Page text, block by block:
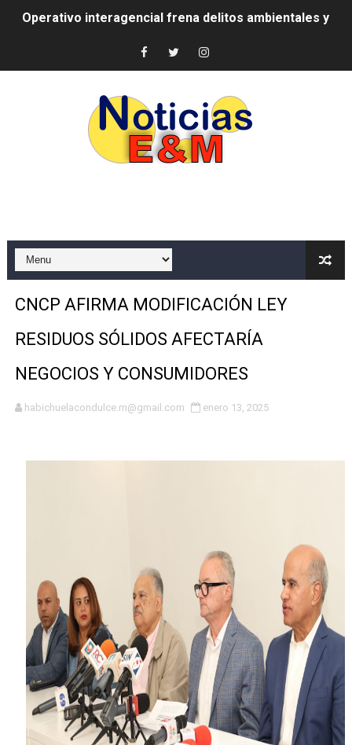
Operativo interagencial frena delitos ambientales y
-Propeep y Gestión Presidencial encabezan entrega
MICM y CECCOM retienen 213,355 galones de
Bienes Nacionales recauda más de RD 57 millones en
​Domingo Plácido critica la situación económica y
Graduación XII Promoción Servicio Militar Voluntario
Fellito Suberví asegura en Carolina Mejía RD tiene la
Hipótesis policial sobre atentado a balazos en la
CESDN urge fortalecer el sistema eléctrico ante
Respuesta oportuna de Propeep permite a familia de
Juramentan a Angelina Biviana Riveiro como nueva
DIGEIG y Liga Municipal Dominicana impulsan metas
Tribunal Superior Administrativo anula permisos
JCE flexibiliza renovación de cédula: adiós al orden
Restaurante Amigos es reconocido por sus cuatro
CNCP AFIRMA MODIFICACIÓN LEY
RESIDUOS SÓLIDOS AFECTARÍA
NEGOCIOS Y CONSUMIDORES
habichuelacondulce.m@gmail.com enero 13, 2025